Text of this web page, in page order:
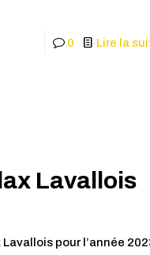
0 Lire la
Lavallois
pour l’année